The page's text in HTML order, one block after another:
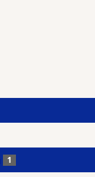
1